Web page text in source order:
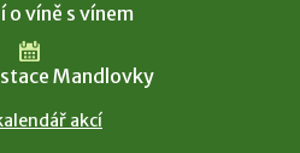
o víně s vínem
Mandlovky
akcí